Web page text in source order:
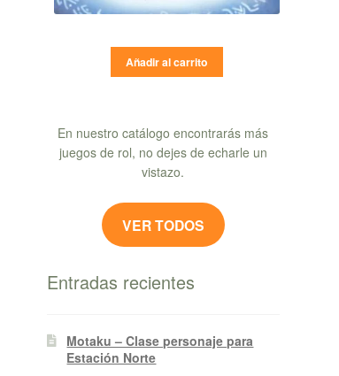
Añadir al carrito
En nuestro catálogo encontrarás más
juegos de rol, no dejes de echarle un
vistazo.
VER TODOS
Entradas recientes
Motaku – Clase personaje para
Estación Norte